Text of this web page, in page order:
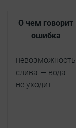
О чем говорит
ошибка
невозможность
слива — вода
не уходит